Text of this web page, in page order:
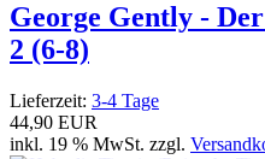
George Gently -
2 (6-8)
Lieferzeit: 3-4 Tage
44,90 EUR
inkl. 19 % MwSt. zzgl.